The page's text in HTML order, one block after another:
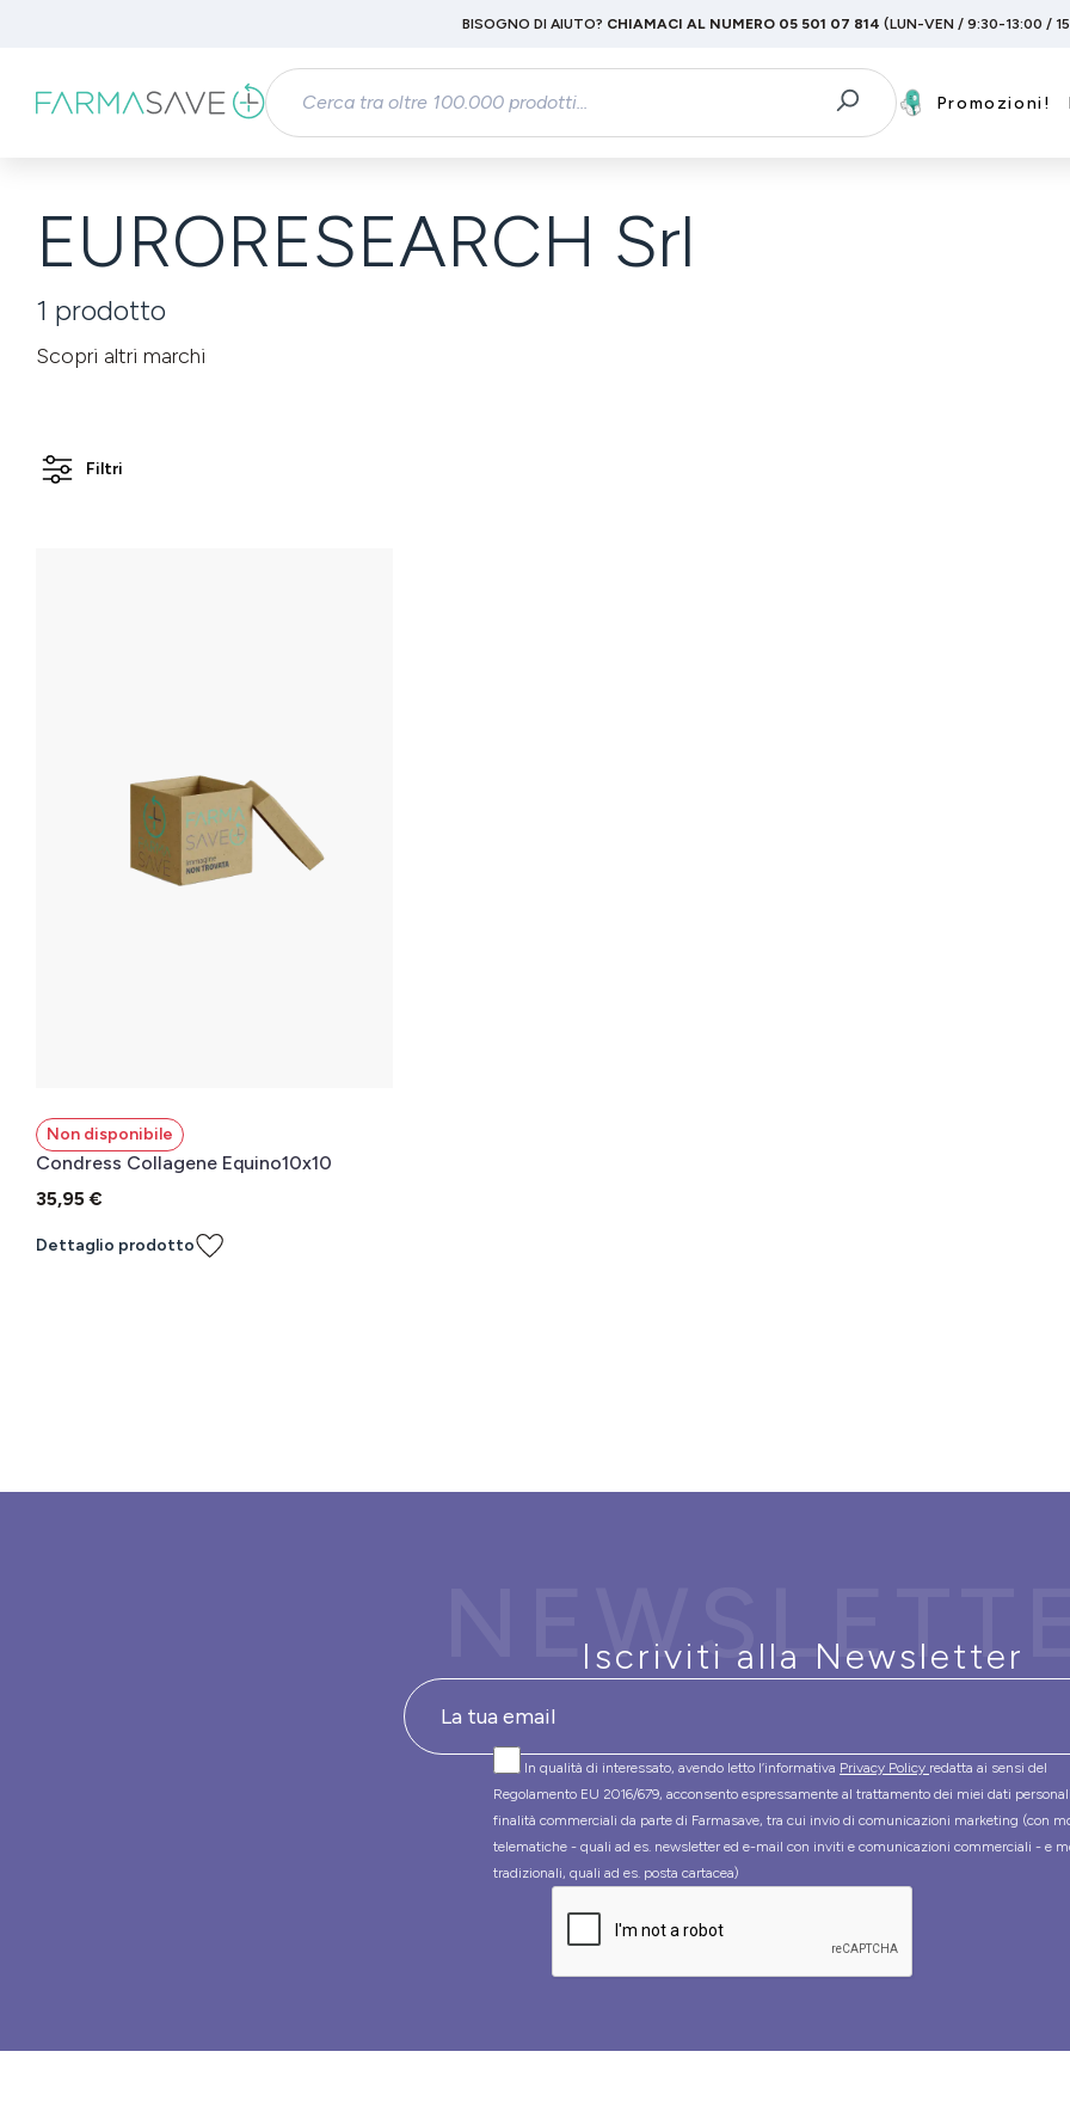
Passa alla navigazione principale
BISOGNO DI AIUTO? CHIAMACI AL NUMERO 05 501 07 814 (LUN-VEN / 9:30-13:00 /
Promozioni!
EURORESEARCH Srl
1 prodotto
Scopri altri marchi
Filtri
Non disponibile
Condress Collagene Equino10x10
35,95 €
Dettaglio prodotto
Iscriviti alla Newsletter
In qualità di interessato, avendo letto l’informativa Privacy Policy redatta ai sensi del
Regolamento EU 2016/679, acconsento espressamente al trattamento dei miei dati
finalità commerciali da parte di Farmasave, tra cui invio di comunicazioni marketing (con
telematiche - quali ad es. newsletter ed e-mail con inviti e comunicazioni commerciali - e
tradizionali, quali ad es. posta cartacea)